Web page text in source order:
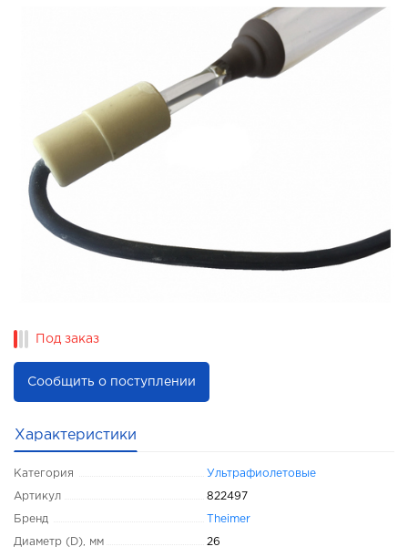
Под заказ
Сообщить о поступлении
Характеристики
Категория Ультрафиолетовые
Артикул 822497
Бренд Theimer
Диаметр (D), мм 26